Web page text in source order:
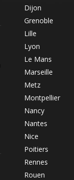
Dijon
Grenoble
Lille
Lyon
Le Mans
Marseille
Metz
Montpellier
Nancy
Nantes
Nice
Poitiers
Rennes
Rouen